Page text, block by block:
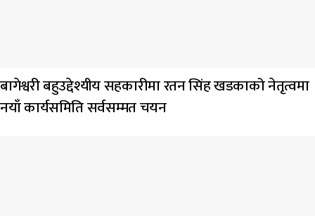
बागेश्वरी बहुउद्देश्यीय सहकारीमा रतन सिंह खडकाको नेतृत्वमा
नयाँ कार्यसमिति सर्वसम्मत चयन